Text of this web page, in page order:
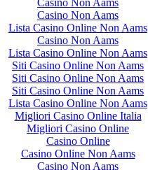
Casino Non Aams
Lista Casino Online Non Aams
Casino Non Aams
Lista Casino Online Non Aams
Siti Casino Online Non Aams
Siti Casino Online Non Aams
Siti Casino Online Non Aams
Lista Casino Online Non Aams
Migliori Casino Online Italia
Migliori Casino Online
Casino Online
Casino Online Non Aams
Casino Non Aams